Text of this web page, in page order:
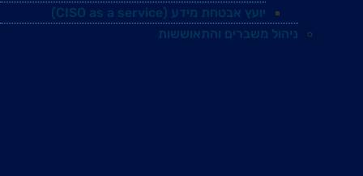
יועץ אבטחת מידע (CISO as a service)
ניהול משברים והתאוששות